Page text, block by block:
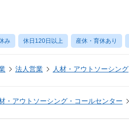
み 休日120日以上 産休・育休あり
法人営業 人材・アウトソーシング
・アウトソーシング・コールセンター